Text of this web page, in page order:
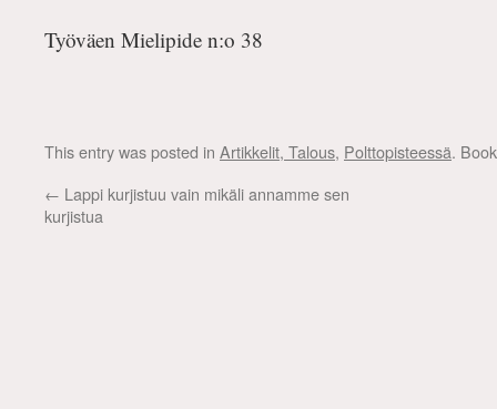
Työväen Mielipide n:o 38
This entry was posted in Artikkelit, Talous, Polttopisteessä.
← Lappi kurjistuu vain mikäli annamme sen
kurjistua